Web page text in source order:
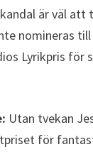
är väl att
nomineras
Lyrikpris för
Utan tvekan
för